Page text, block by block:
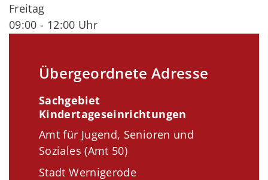
Freitag
09:00 - 12:00 Uhr
Übergeordnete Adresse
Sachgebiet
Kindertageseinrichtungen
Amt für Jugend, Senioren und
Soziales (Amt 50)
Stadt Wernigerode